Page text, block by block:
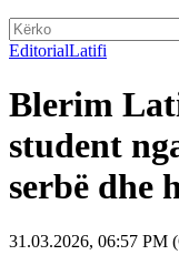
EditorialLatifi
Blerim
student
serbë dhe
31.03.2026, 06:57 PM